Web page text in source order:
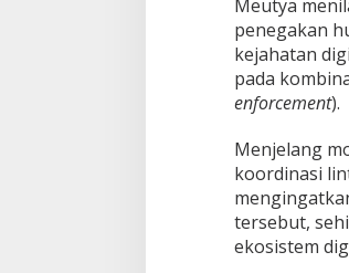
​Meutya
penegakan
kejahatan
pada
enforcement).
​Menjelang
koordinasi
tersebut,
ekosistem